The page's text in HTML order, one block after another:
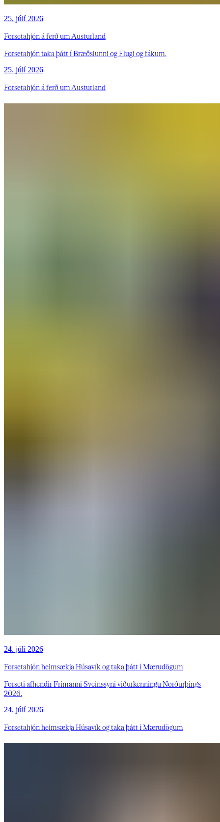
25. júlí 2026
Forsetahjón á ferð um Austurland
Forsetahjón taka þátt í Bræðslunni og Flugi og fákum.
25. júlí 2026
Forsetahjón á ferð um Austurland
24. júlí 2026
Forsetahjón heimsækja Húsavík og taka þátt í Mærudögum
Forseti afhendir Frímanni Sveinssyni viðurkenningu Norðurþings
2026.
24. júlí 2026
Forsetahjón heimsækja Húsavík og taka þátt í Mærudögum